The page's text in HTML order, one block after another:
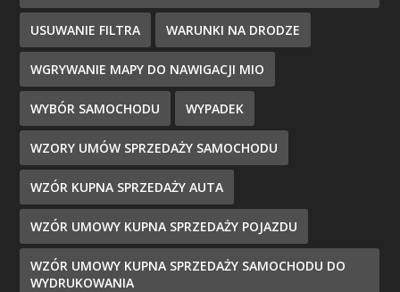
USUWANIE FILTRA WARUNKI NA DRODZE
WGRYWANIE MAPY DO NAWIGACJI MIO
WYBÓR SAMOCHODU WYPADEK
WZORY UMÓW SPRZEDAŻY SAMOCHODU
WZÓR KUPNA SPRZEDAŻY AUTA
WZÓR UMOWY KUPNA SPRZEDAŻY POJAZDU
WZÓR UMOWY KUPNA SPRZEDAŻY SAMOCHODU DO
WYDRUKOWANIA